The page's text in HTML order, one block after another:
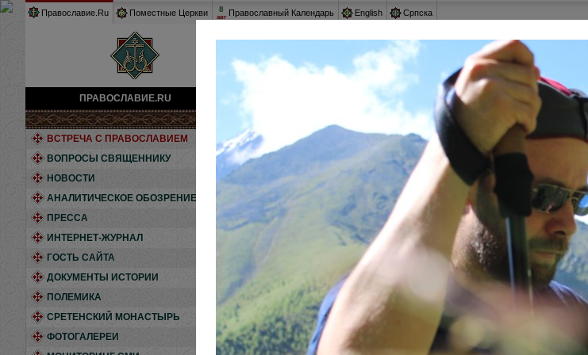
Православие.Ru Поместные Церкви 8
авг Православный Календарь English Српска
ПРАВОСЛАВИЕ.RU Кавказ, о котором забыли
ВСТРЕЧА С ПРАВОСЛАВИЕМ
ВОПРОСЫ СВЯЩЕННИКУ
НОВОСТИ
АНАЛИТИЧЕСКОЕ ОБОЗРЕНИЕ
ПРЕССА
ИНТЕРНЕТ-ЖУРНАЛ
ГОСТЬ САЙТА
ДОКУМЕНТЫ ИСТОРИИ
ПОЛЕМИКА
СРЕТЕНСКИЙ МОНАСТЫРЬ
ФОТОГАЛЕРЕИ
КАВКАЗ,
Мы привыкли считать Северный Кавказ исконной
эти земли были православными, находили тут еще
храмах на территории нынешней Карачаево-
новейшую историю православия на Северном Кавказе.
Крестный ход: из